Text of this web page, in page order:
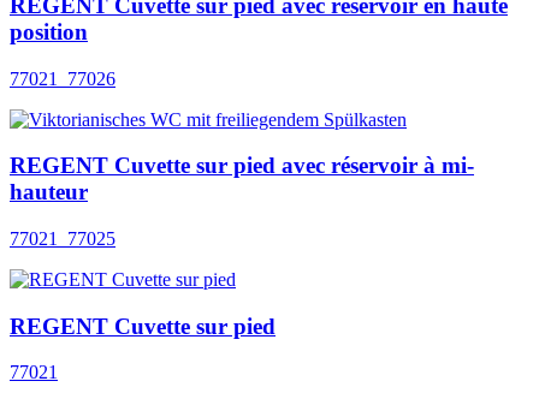
REGENT Cuvette sur pied avec réservoir en haute
position
77021_77026
REGENT Cuvette sur pied avec réservoir à mi-
hauteur
77021_77025
REGENT Cuvette sur pied
77021